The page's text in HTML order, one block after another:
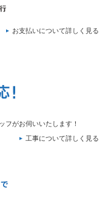
お支払いについて詳しく見る
フがお伺いいたします！
工事について詳しく見る